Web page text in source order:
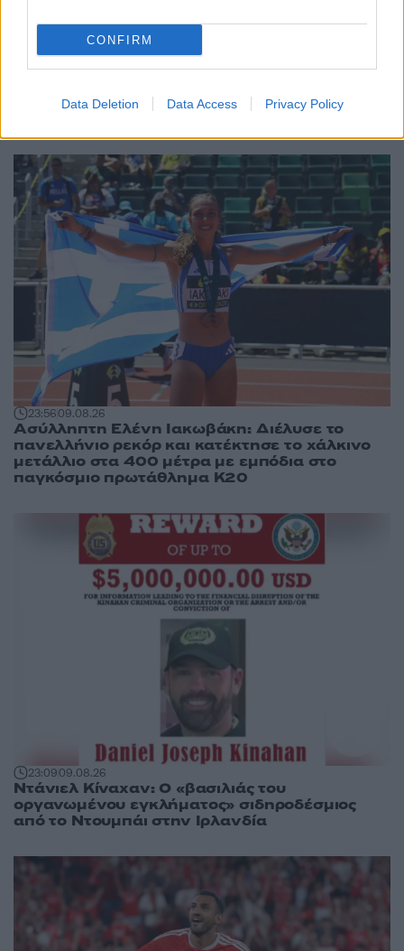
CONFIRM
Data Deletion Data Access Privacy Policy
23:5809.08.26
Ορμούζ, η «επιστροφή» στο προσκήνιο του
23:5609.08.26
Ασύλληπτη Ελένη Ιακωβάκη: Διέλυσε το
πανελλήνιο ρεκόρ και κατέκτησε το χάλκινο
μετάλλιο στα 400 μέτρα με εμπόδια στο
παγκόσμιο πρωτάθλημα Κ20
23:0909.08.26
Ντάνιελ Κίναχαν: Ο «βασιλιάς του
οργανωμένου εγκλήματος» σιδηροδέσμιος
από το Ντουμπάι στην Ιρλανδία